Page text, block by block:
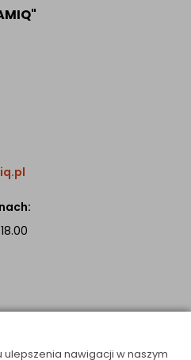
nawigacji w naszym